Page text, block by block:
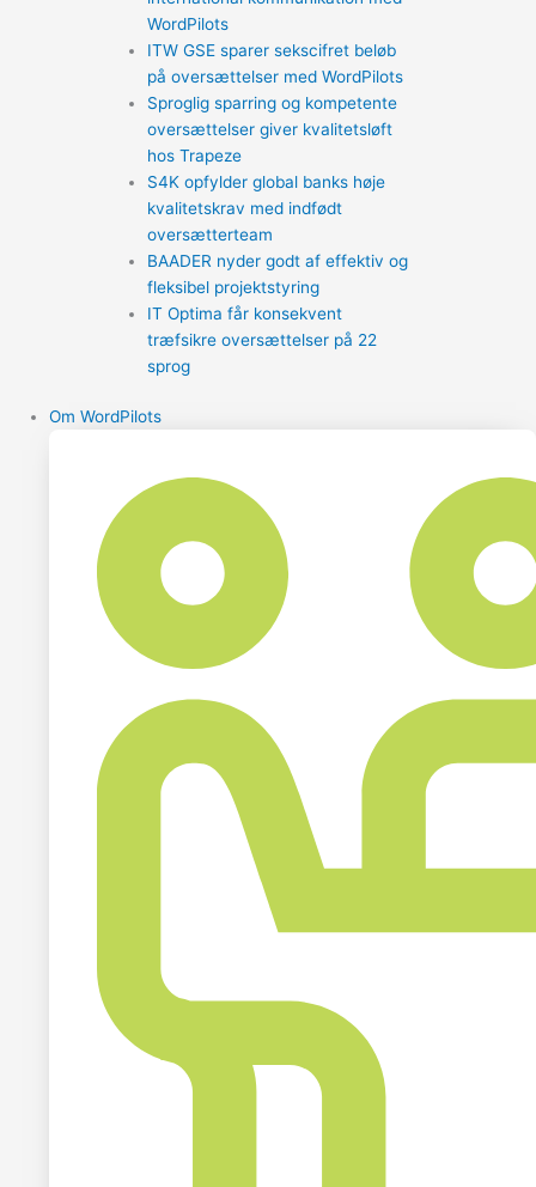
WordPilots
ITW GSE sparer sekscifret beløb
på oversættelser med WordPilots
Sproglig sparring og kompetente
oversættelser giver kvalitetsløft
hos Trapeze
S4K opfylder global banks høje
kvalitetskrav med indfødt
oversætterteam
BAADER nyder godt af effektiv og
fleksibel projektstyring
IT Optima får konsekvent
træfsikre oversættelser på 22
sprog
Om WordPilots